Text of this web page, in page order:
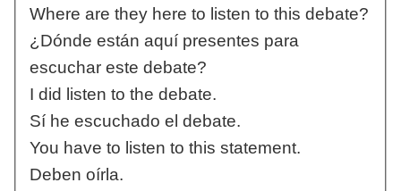
Where are they here to listen to this debate?
¿Dónde están aquí presentes para
escuchar este debate?
I did listen to the debate.
Sí he escuchado el debate.
You have to listen to this statement.
Deben oírla.